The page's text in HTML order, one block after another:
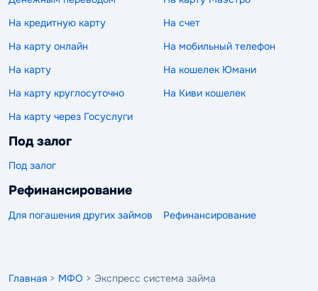
На кредитную карту
На счет
На карту онлайн
На мобильный телефон
На карту
На кошелек Юмани
На карту круглосуточно
На Киви кошелек
На карту через Госуслуги
Под залог
Под залог
Рефинансирование
Для погашения других займов Рефинансирование
Главная > МФО > Экспресс система займа